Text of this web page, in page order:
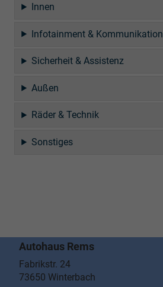
Innen
Infotainment & Kommunikation
Sicherheit & Assistenz
Außen
Räder & Technik
Sonstiges
Autohaus Rems
Fabrikstr. 24
73650 Winterbach